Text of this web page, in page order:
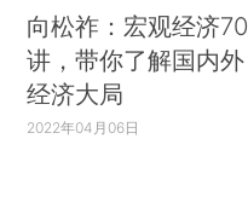
向松祚：宏观经济70
讲，带你了解国内外
经济大局
2022年04月06日